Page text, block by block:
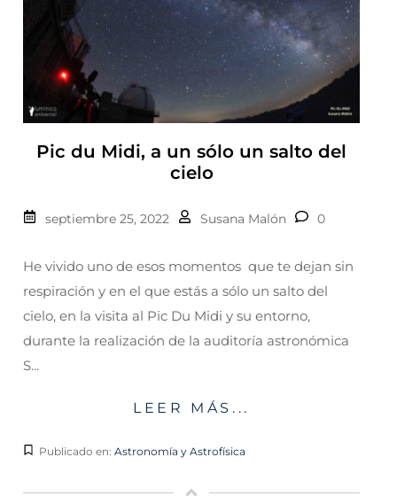
Pic du Midi, a un sólo un salto del
cielo
septiembre 25, 2022 Susana Malón 0
He vivido uno de esos momentos que te dejan sin
respiración y en el que estás a sólo un salto del
cielo, en la visita al Pic Du Midi y su entorno,
durante la realización de la auditoría astronómica
S...
LEER MÁS...
Publicado en: Astronomía y Astrofísica